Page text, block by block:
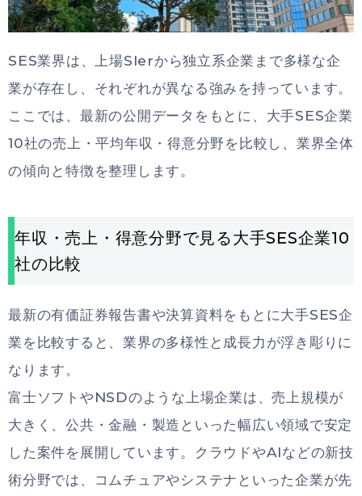
SES業界は、上場SIerから独立系企業まで多様な企
業が存在し、それぞれが異なる強みを持っています。
ここでは、最新の公開データをもとに、大手SES企業
10社の売上・平均年収・得意分野を比較し、業界全体
の傾向と特徴を整理します。
年収・売上・得意分野で見る大手SES企業10
社の比較
最新の有価証券報告書や決算資料をもとに大手SES企
業を比較すると、業界の多様性と成長力が浮き彫りに
なります。
富士ソフトやNSDのような上場企業は、売上規模が
大きく、公共・金融・製造といった幅広い領域で安定
した案件を展開しています。クラウドやAIなどの新技
術分野では、コムチュアやシステナといった企業が先